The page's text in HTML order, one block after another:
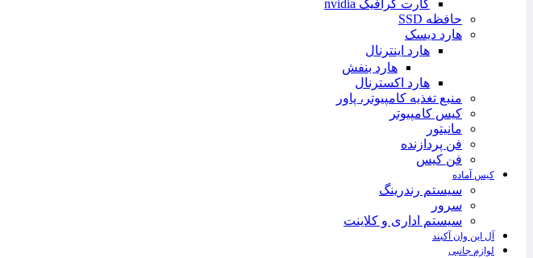
کارت گرافیک nvidia
حافظه SSD
هارد دیسک
هارد اینترنال
هارد بنفش
هارد اکسترنال
منبع تغذیه کامپیوتر، پاور
کیس کامپیوتر
مانیتور
فن پردازنده
فن کیس
کیس آماده
سیستم رندرینگ
سرور
سیستم‌ اداری و کلاینت
آل این وان آکبند
لوازم جانبی